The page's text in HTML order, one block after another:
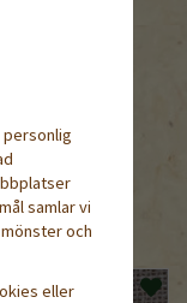
samlar vi
och
eller